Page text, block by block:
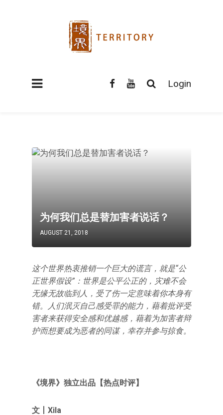
Login
为何我们总是替加害者说话？
AUGUST 21, 2018
这个世界热衷推销一个巨大的谎言，就是“公
正世界假设”：世界是公平公正的，灾难不会
无缘无故临到人，受了伤一定意味着你本身有
错。人们泯灭自己感受罪的能力，藉着批评受
害者来获得安全感和优越感，藉着为加害者辩
护而想要成为恶者的同谋，幸存并参与掠食。
《境界》独立出品【热点时评】
文丨Xila